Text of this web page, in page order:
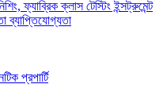
ফ্যাব্রিক ক্লাস টেস্টিং ইন্সট্রুমেন্ট
ব্যাপ্তিযোগ্যতা
প্রপার্টি